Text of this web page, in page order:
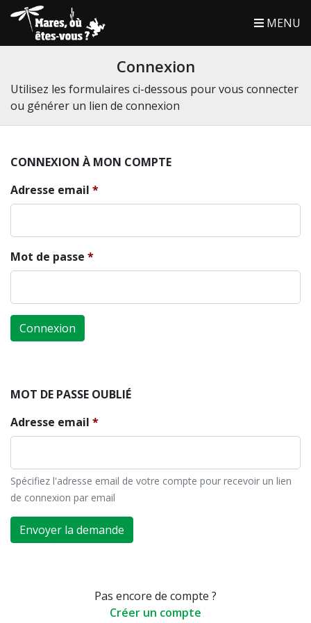
MENU
Connexion
Utilisez les formulaires ci-dessous pour vous connecter
ou générer un lien de connexion
CONNEXION À MON COMPTE
Adresse email
Mot de passe
Connexion
MOT DE PASSE OUBLIÉ
Adresse email
Spécifiez l'adresse email de votre compte pour recevoir un lien
de connexion par email
Envoyer la demande
Pas encore de compte ?
Créer un compte